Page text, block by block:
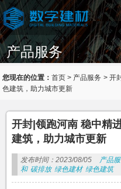
产品服务
您现在的位置：首页 > 产品服务 >开
色建筑，助力城市更新
开封|领跑河南 稳中精
建筑，助力城市更新
发布时间：2023/08/05 产品
和 碳排放 绿色建材 绿色建筑